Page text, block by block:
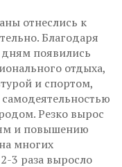
отнеслись к
Благодаря
появились
отдыха,
и спортом,
Резко вырос
и повышению
многих
3 раза выросло